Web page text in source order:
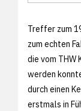
Treffer zum
zum echten
die vom THW
werden
durch einen
erstmals in